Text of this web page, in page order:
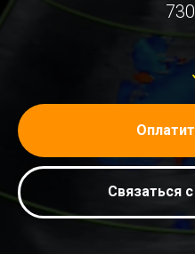
Связаться